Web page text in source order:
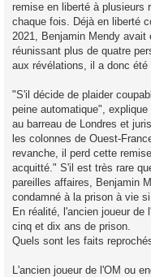
remise en liberté à plusieurs
chaque fois. Déjà en liberté
2021, Benjamin Mendy
réunissant plus de quatre
aux révélations, il a donc été
"S'il décide de plaider
peine automatique",
au barreau de Londres et
les colonnes de Ouest-
revanche, il perd cette
acquitté." S'il est très rare
pareilles affaires, Benjamin
condamné à la prison à vie
En réalité, l'ancien joueur de
cinq et dix ans de prison.
Quels sont les faits
L'ancien joueur de l'OM ou